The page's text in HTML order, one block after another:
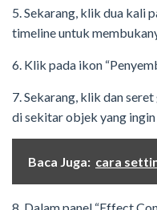
5. Sekarang, klik dua kali
timeline untuk
6. Klik pada ikon
7. Sekarang, klik dan
di sekitar objek yang ingin
Baca Juga: cara